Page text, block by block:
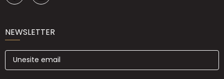
NEWSLETTER